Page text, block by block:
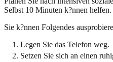
Selbst 10 Minuten k?nnen helfen.
Sie k?nnen Folgendes
Legen Sie das Telefon weg.
Setzen Sie sich an einen